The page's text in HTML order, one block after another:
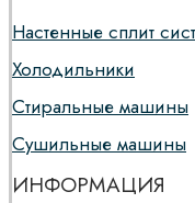
Настенные сплит
Холодильники
Стиральные машины
Сушильные машины
ИНФОРМАЦИЯ